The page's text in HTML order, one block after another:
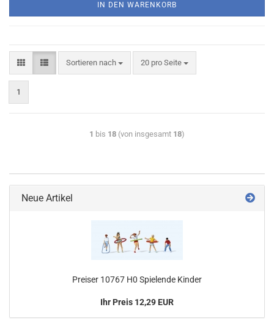
IN DEN WARENKORB
Sortieren nach 20 pro Seite
1
1 bis 18 (von insgesamt 18)
Neue Artikel
Preiser 10767 H0 Spielende Kinder
Ihr Preis 12,29 EUR